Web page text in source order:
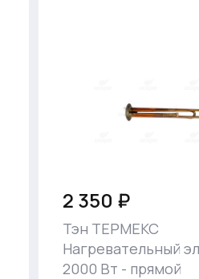
2 350 ₽
Тэн ТЕРМЕКС
Нагревательный
2000 Вт - прямой